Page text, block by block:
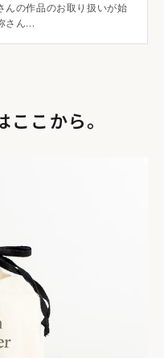
を見つけて具現化する
家・阿部春弥さんイン
します。早速ですが、
教えてください。
んの作品のお取り扱いが始
さん...
こから。